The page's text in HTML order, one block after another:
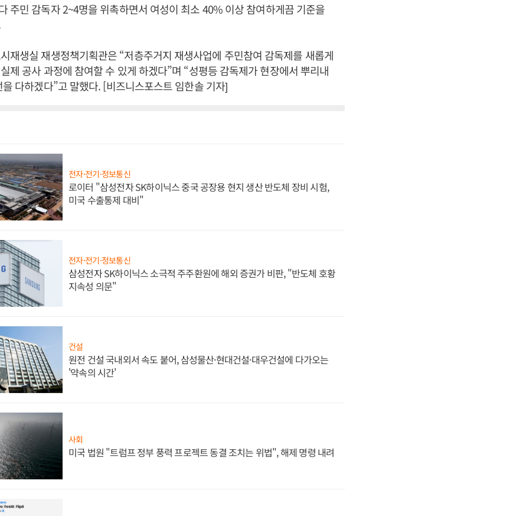
주민 감독자 2~4명을 위촉하면서 여성이 최소 40% 이상 참여하게끔 기준을
재생실 재생정책기획관은 “저층주거지 재생사업에 주민참여 감독제를 새롭게
제 공사 과정에 참여할 수 있게 하겠다”며 “성평등 감독제가 현장에서 뿌리내
다하겠다”고 말했다. [비즈니스포스트 임한솔 기자]
전자·전기·정보통신
로이터 "삼성전자 SK하이닉스 중국 공장용 현지 생산 반도체 장비 시험,
미국 수출통제 대비"
전자·전기·정보통신
삼성전자 SK하이닉스 소극적 주주환원에 해외 증권가 비판, "반도체 호황
지속성 의문"
건설
원전 건설 국내외서 속도 붙어, 삼성물산·현대건설·대우건설에 다가오는
'약속의 시간'
사회
미국 법원 "트럼프 정부 풍력 프로젝트 동결 조치는 위법", 해제 명령 내려